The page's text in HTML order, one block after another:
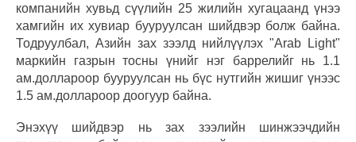
компанийн хувьд сүүлийн 25 жилийн хугацаанд үнээ
хамгийн их хувиар бууруулсан шийдвэр болж байна.
Тодруулбал, Азийн зах зээлд нийлүүлэх "Arab Light"
маркийн газрын тосны үнийг нэг баррелийг нь 1.1
ам.доллароор бууруулсан нь бүс нутгийн жишиг үнээс
1.5 ам.доллароор доогуур байна.
Энэхүү шийдвэр нь зах зээлийн шинжээчдийн